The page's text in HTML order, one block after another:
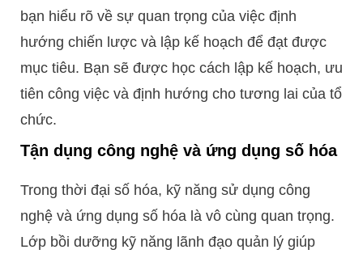
bạn hiểu rõ về sự quan trọng của việc định
hướng chiến lược và lập kế hoạch để đạt được
mục tiêu. Bạn sẽ được học cách lập kế hoạch, ưu
tiên công việc và định hướng cho tương lai của tổ
chức.
Tận dụng công nghệ và ứng dụng số hóa
Trong thời đại số hóa, kỹ năng sử dụng công
nghệ và ứng dụng số hóa là vô cùng quan trọng.
Lớp bồi dưỡng kỹ năng lãnh đạo quản lý giúp